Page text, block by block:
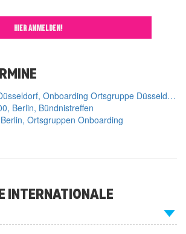
HIER ANMELDEN!
10. August, 18:30, Düsseldorf, Onboarding Ortsgruppe Düsseldorf
Berlin, Bündnistreffen
Ortsgruppen Onboarding
INTERNATIONALE